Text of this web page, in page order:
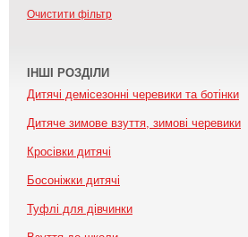
Очистити фільтр
ІНШІ РОЗДІЛИ
Дитячі демісезонні черевики та ботінки
Дитяче зимове взуття, зимові черевики
Кросівки дитячі
Босоніжки дитячі
Туфлі для дівчинки